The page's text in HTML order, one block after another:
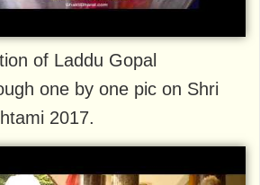
of Laddu Gopal
one by one pic on Shri
2017.